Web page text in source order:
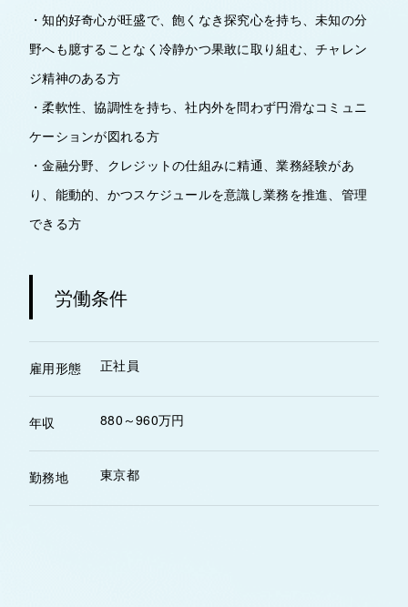
・知的好奇心が旺盛で、飽くなき探究心を持ち、未知の分
野へも臆することなく冷静かつ果敢に取り組む、チャレン
ジ精神のある方
・柔軟性、協調性を持ち、社内外を問わず円滑なコミュニ
ケーションが図れる方
・金融分野、クレジットの仕組みに精通、業務経験があ
り、能動的、かつスケジュールを意識し業務を推進、管理
できる方
労働条件
雇用形態 正社員
年収 880～960万円
勤務地 東京都